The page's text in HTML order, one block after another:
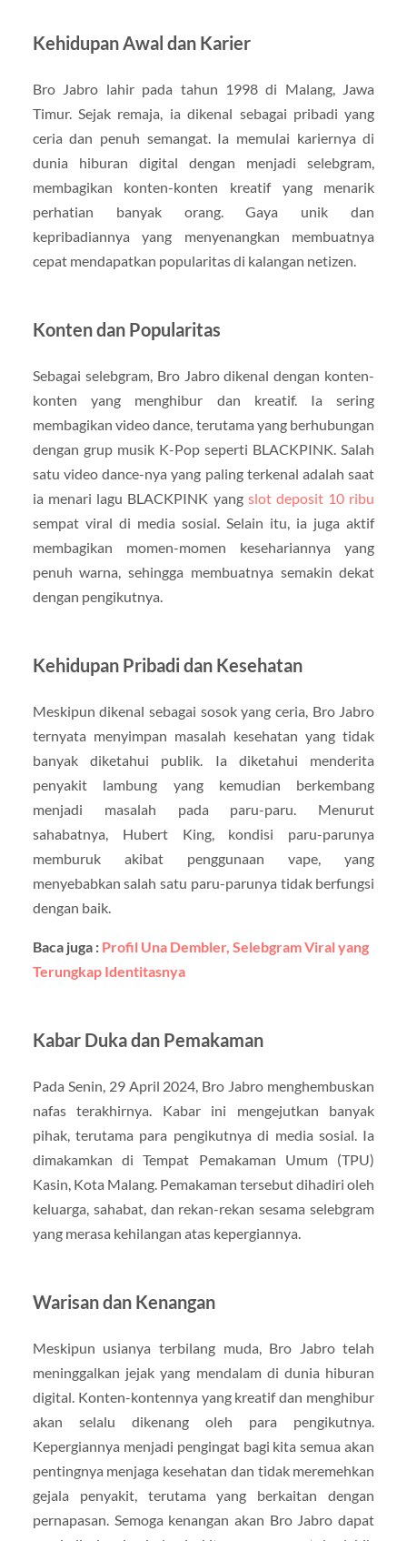
Kehidupan Awal dan Karier
Bro Jabro lahir pada tahun 1998 di Malang, Jawa
Timur. Sejak remaja, ia dikenal sebagai pribadi yang
ceria dan penuh semangat. Ia memulai kariernya di
dunia hiburan digital dengan menjadi selebgram,
membagikan konten-konten kreatif yang menarik
perhatian banyak orang. Gaya unik dan
kepribadiannya yang menyenangkan membuatnya
cepat mendapatkan popularitas di kalangan netizen.
Konten dan Popularitas
Sebagai selebgram, Bro Jabro dikenal dengan konten-
konten yang menghibur dan kreatif. Ia sering
membagikan video dance, terutama yang berhubungan
dengan grup musik K-Pop seperti BLACKPINK. Salah
satu video dance-nya yang paling terkenal adalah saat
ia menari lagu BLACKPINK yang slot deposit 10 ribu
sempat viral di media sosial. Selain itu, ia juga aktif
membagikan momen-momen kesehariannya yang
penuh warna, sehingga membuatnya semakin dekat
dengan pengikutnya.
Kehidupan Pribadi dan Kesehatan
Meskipun dikenal sebagai sosok yang ceria, Bro Jabro
ternyata menyimpan masalah kesehatan yang tidak
banyak diketahui publik. Ia diketahui menderita
penyakit lambung yang kemudian berkembang
menjadi masalah pada paru-paru. Menurut
sahabatnya, Hubert King, kondisi paru-parunya
memburuk akibat penggunaan vape, yang
menyebabkan salah satu paru-parunya tidak berfungsi
dengan baik.
Baca juga : Profil Una Dembler, Selebgram Viral yang
Terungkap Identitasnya
Kabar Duka dan Pemakaman
Pada Senin, 29 April 2024, Bro Jabro menghembuskan
nafas terakhirnya. Kabar ini mengejutkan banyak
pihak, terutama para pengikutnya di media sosial. Ia
dimakamkan di Tempat Pemakaman Umum (TPU)
Kasin, Kota Malang. Pemakaman tersebut dihadiri oleh
keluarga, sahabat, dan rekan-rekan sesama selebgram
yang merasa kehilangan atas kepergiannya.
Warisan dan Kenangan
Meskipun usianya terbilang muda, Bro Jabro telah
meninggalkan jejak yang mendalam di dunia hiburan
digital. Konten-kontennya yang kreatif dan menghibur
akan selalu dikenang oleh para pengikutnya.
Kepergiannya menjadi pengingat bagi kita semua akan
pentingnya menjaga kesehatan dan tidak meremehkan
gejala penyakit, terutama yang berkaitan dengan
pernapasan. Semoga kenangan akan Bro Jabro dapat